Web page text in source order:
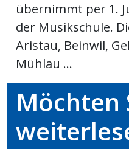
Auw
Auw:
offizielle
Mitteilungen
übernimmt per 1.
der Musikschule.
Aristau, Beinwil,
Mühlau ...
Möchten